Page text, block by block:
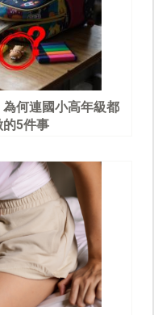
何連國小高年級都
5件事